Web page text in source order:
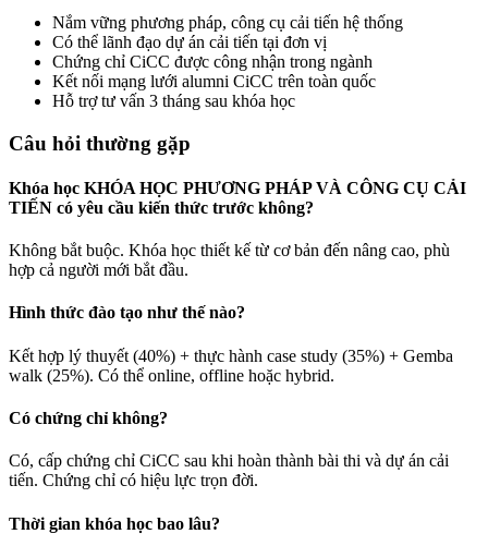
Nắm vững phương pháp, công cụ cải tiến hệ thống
Có thể lãnh đạo dự án cải tiến tại đơn vị
Chứng chỉ CiCC được công nhận trong ngành
Kết nối mạng lưới alumni CiCC trên toàn quốc
Hỗ trợ tư vấn 3 tháng sau khóa học
Câu hỏi thường gặp
Khóa học KHÓA HỌC PHƯƠNG PHÁP VÀ CÔNG CỤ CẢI
TIẾN có yêu cầu kiến thức trước không?
Không bắt buộc. Khóa học thiết kế từ cơ bản đến nâng cao, phù
hợp cả người mới bắt đầu.
Hình thức đào tạo như thế nào?
Kết hợp lý thuyết (40%) + thực hành case study (35%) + Gemba
walk (25%). Có thể online, offline hoặc hybrid.
Có chứng chỉ không?
Có, cấp chứng chỉ CiCC sau khi hoàn thành bài thi và dự án cải
tiến. Chứng chỉ có hiệu lực trọn đời.
Thời gian khóa học bao lâu?